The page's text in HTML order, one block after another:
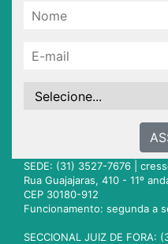
SEDE: (31) 3527-7676 |
Rua Guajajaras, 410 - 11º
CEP 30180-912
Funcionamento: segunda a
SECCIONAL JUIZ DE FORA: